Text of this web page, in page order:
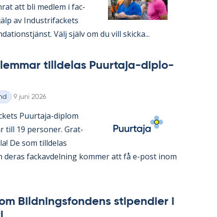
att bli med­lem i fac­
av In­du­stri­fac­kets
Välj själv om du vill skic­ka...
till­de­las Pu­ur­ta­ja-di­plo­
Skriven
9 juni 2026
Pu­ur­ta­ja-diplom
till 19 per­so­ner. Grat­
De som till­de­las
de­ras fackav­del­ning kom­mer att få e-post inom
Bild­nings­fon­dens sti­pen­di­er i